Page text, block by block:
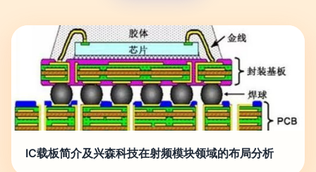
IC载板简介及兴森科技在射频模块领域的布局分析